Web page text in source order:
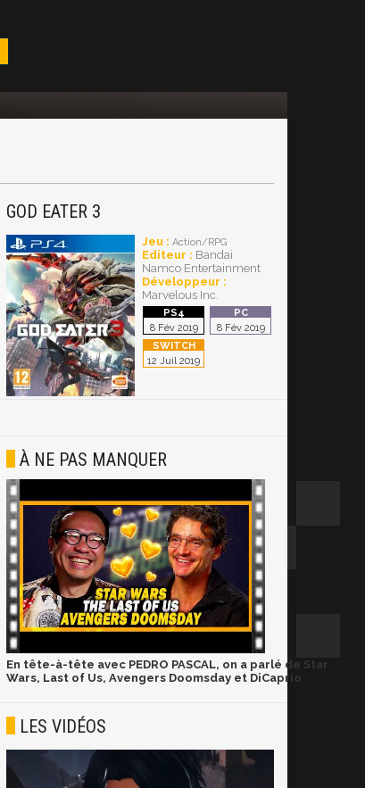
GOD EATER 3
Jeu : Action/RPG
Editeur : Bandai
Namco Entertainment
Développeur :
Marvelous Inc.
8 Fév 2019 8 Fév 2019
12 Juil 2019
À NE PAS MANQUER
En tête-à-tête avec PEDRO PASCAL, on a parlé de Star
Wars, Last of Us, Avengers Doomsday et DiCaprio
LES VIDÉOS